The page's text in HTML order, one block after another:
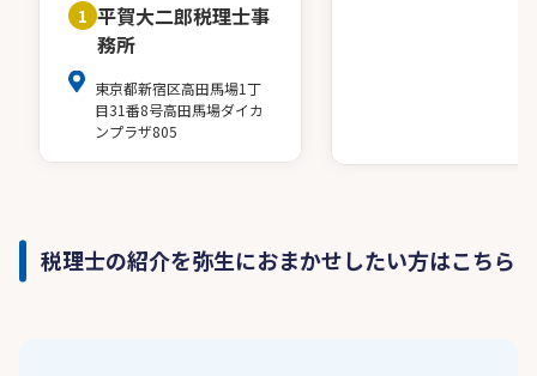
1 平賀大二郎税理士事
務所
東京都新宿区高田馬場1丁
目31番8号高田馬場ダイカ
ンプラザ805
税理士の紹介を弥生におまかせしたい方はこちら